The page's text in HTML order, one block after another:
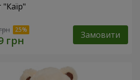
"Каїр"
Замовити